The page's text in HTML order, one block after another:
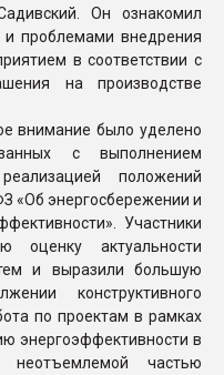
Он ознакомил
и проблемами внедрения
в соответствии с
на производстве
внимание было уделено
с выполнением
положений
«Об энергосбережении и
Участники
оценку актуальности
и выразили большую
конструктивного
по проектам в рамках
энергоэффективности в
неотъемлемой частью